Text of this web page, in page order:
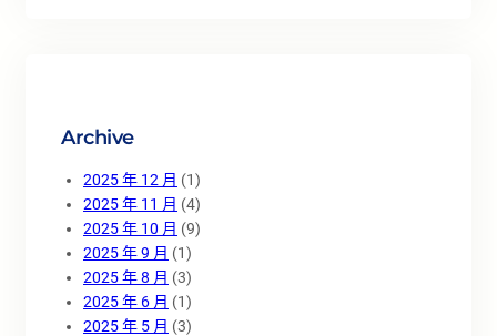
Archive
2025 年 12 月 (1)
2025 年 11 月 (4)
2025 年 10 月 (9)
2025 年 9 月 (1)
2025 年 8 月 (3)
2025 年 6 月 (1)
2025 年 5 月 (3)